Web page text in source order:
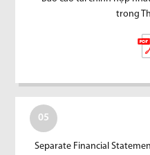
trong
05
Separate Financial